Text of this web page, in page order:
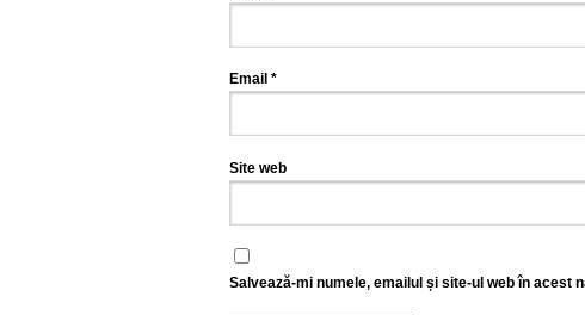
Email *
Site web
Salvează-mi numele, emailul și site-ul web în acest